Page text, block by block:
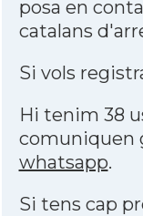
posa en
catalans
Si vols
Hi tenim 38
comuniquen
whatsapp.
Si tens cap